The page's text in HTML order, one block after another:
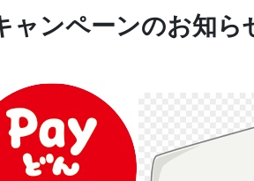
ャンペーンのお知